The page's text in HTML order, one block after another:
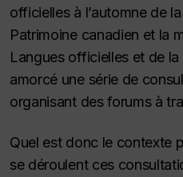
officielles à l’automne de
Patrimoine canadien et la
Langues officielles et de
amorcé une série de
organisant des forums à
Quel est donc le contexte
se déroulent ces